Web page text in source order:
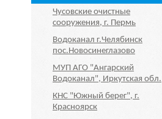
Чусовские очистные
сооружения, г. Пермь
Водоканал г.Челябинск
пос.Новосинеглазово
МУП АГО "Ангарский
Водоканал", Иркутская обл.
КНС "Южный берег", г.
Красноярск